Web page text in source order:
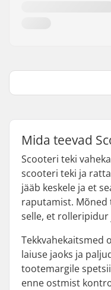
Mida teevad
Scooteri teki
scooteri teki ja
jääb keskele ja et
raputamist. Mõned
selle, et rolleripidur
Tekkvahekaitsmed
laiuse jaoks ja
tootemargile
enne ostmist